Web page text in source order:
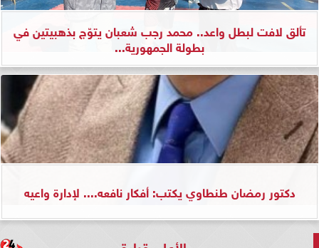
تألق لافت لبطل واعد.. محمد رجب شعبان يتوّج بذهبيتين في
بطولة الجمهورية...
دكتور رمضان طنطاوي يكتب: أفكار نافعه.... لإدارة واعيه